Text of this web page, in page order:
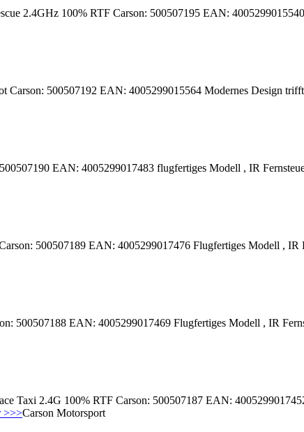
2.4GHz 100% RTF Carson: 500507195 EAN:
Carson: 500507192 EAN: 4005299015564 Modernes Design
EAN: 4005299017483 flugfertiges Modell , IR
500507189 EAN: 4005299017476 Flugfertiges Modell ,
500507188 EAN: 4005299017469 Flugfertiges Modell , IR
Taxi 2.4G 100% RTF Carson: 500507187 EAN:
>>>Carson Motorsport